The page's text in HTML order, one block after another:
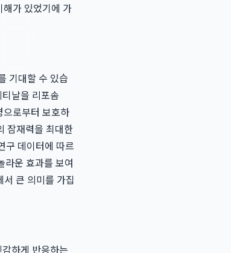
가 있었기에 가
기대할 수 있습
날을 리포솜
로부터 보호하
잠재력을 최대한
구 데이터에 따르
라운 효과를 보여
큰 의미를 가집
하게 반응하는